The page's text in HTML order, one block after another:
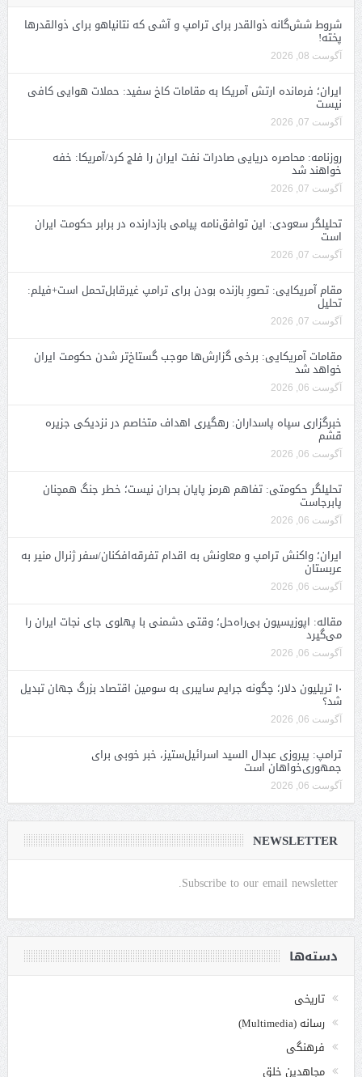
شروط شش‌گانه ذوالقدر برای ترامپ و آشی که نتانیاهو برای ذوالقدرها
پخته!
آگوست 08, 2026
ایران؛ فرمانده ارتش آمریکا به مقامات کاخ سفید: حملات هوایی کافی
نیست
آگوست 07, 2026
روزنامه: محاصره دریایی صادرات نفت ایران را فلج کرد/آمریکا: خفه
خواهند شد
آگوست 07, 2026
تحلیلگر سعودی: این توافق‌نامه پیامی بازدارنده در برابر حکومت ایران
است
آگوست 07, 2026
مقام آمریکایی: تصورِ بازنده بودن برای ترامپ غیرقابل‌تحمل است+فیلم:
تحلیل
آگوست 07, 2026
مقامات آمریکایی: برخی گزارش‌ها موجب گستاخ‌تر شدن حکومت ایران
خواهد شد
آگوست 06, 2026
خبرگزاری سپاه پاسداران: رهگیری اهداف متخاصم در نزدیکی جزیره
قشم
آگوست 06, 2026
تحلیلگر حکومتی: تفاهم هرمز پایان بحران نیست؛ خطر جنگ همچنان
پابرجاست
آگوست 06, 2026
ایران؛ واکنش ترامپ و معاونش به اقدام تفرقه‌افکنان/سفر ژنرال منیر به
عربستان
آگوست 06, 2026
مقاله: اپوزیسیون بی‌راه‌حل؛ وقتی دشمنی با پهلوی جای نجات ایران را
می‌گیرد
آگوست 06, 2026
۱۰ تریلیون دلار؛ چگونه جرایم سایبری به سومین اقتصاد بزرگ جهان تبدیل
شد؟
آگوست 06, 2026
ترامپ: پیروزی عبدال السید اسرائیل‌ستیز، خبر خوبی برای
جمهوری‌خواهان است
آگوست 06, 2026
NEWSLETTER
Subscribe to our email newsletter.
دسته‌ها
تاریخی
رسانه (Multimedia)
فرهنگی
مجاهدین خلق